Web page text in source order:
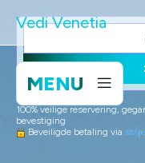
Vedi Venetia
MENU
100% veilige reservering,
bevestiging
Beveiligde betaling via